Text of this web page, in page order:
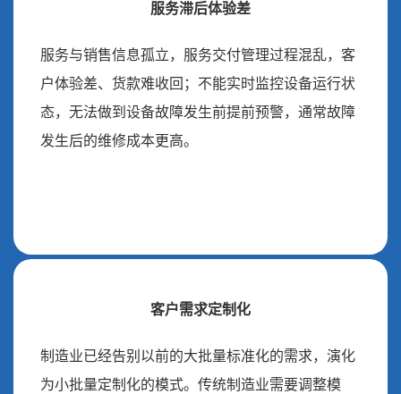
服务滞后体验差
服务与销售信息孤立，服务交付管理过程混乱，客
户体验差、货款难收回；不能实时监控设备运行状
态，无法做到设备故障发生前提前预警，通常故障
发生后的维修成本更高。
客户需求定制化
制造业已经告别以前的大批量标准化的需求，演化
为小批量定制化的模式。传统制造业需要调整模